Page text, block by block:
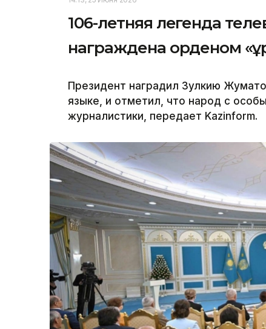
106-летняя легенда
награждена орденом
Президент наградил Зулкию
языке, и отметил, что народ с
журналистики, передает Kazinform.